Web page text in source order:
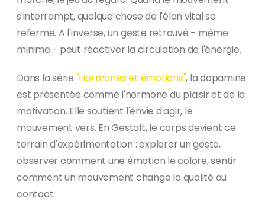
s'interrompt, quelque chose de l'élan vital se
referme. A l'inverse, un geste retrouvé - même
minime - peut réactiver la circulation de l'énergie.
Dans la série "Hormones et émotions", la dopamine
est présentée comme l'hormone du plaisir et de la
motivation. Elle soutient l'envie d'agir, le
mouvement vers. En Gestalt, le corps devient ce
terrain d'expérimentation : explorer un geste,
observer comment une émotion le colore, sentir
comment un mouvement change la qualité du
contact.